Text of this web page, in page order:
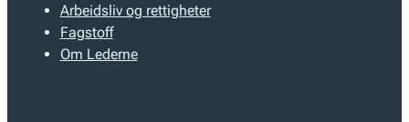
Arbeidsliv og rettigheter
Fagstoff
Om Lederne